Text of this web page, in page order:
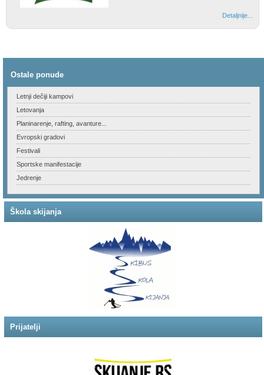
Detaljnije...
Ostale ponude
Letnji dečiji kampovi
Letovanja
Planinarenje, rafting, avanture...
Evropski gradovi
Festivali
Sportske manifestacije
Jedrenje
Škola skijanja
Prijatelji